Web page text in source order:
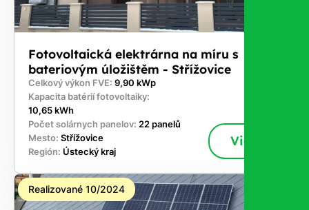
Fotovoltaická elektrárna na míru s
bateriovým úložištěm - Střížovice
Celkový výkon FVE: 9,90 kWp
Kapacita batérií fotovoltaiky:
10,65 kWh
Počet solárnych panelov: 22 panelů
Mesto: Střížovice
Región: Ústecký kraj
Viac
Realizované 10/2024